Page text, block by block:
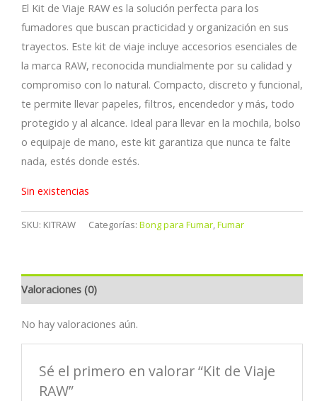
El Kit de Viaje RAW es la solución perfecta para los
fumadores que buscan practicidad y organización en sus
trayectos. Este kit de viaje incluye accesorios esenciales de
la marca RAW, reconocida mundialmente por su calidad y
compromiso con lo natural. Compacto, discreto y funcional,
te permite llevar papeles, filtros, encendedor y más, todo
protegido y al alcance. Ideal para llevar en la mochila, bolso
o equipaje de mano, este kit garantiza que nunca te falte
nada, estés donde estés.
Sin existencias
SKU: KITRAW Categorías: Bong para Fumar,Fumar
Valoraciones (0)
No hay valoraciones aún.
Sé el primero en valorar “Kit de Viaje
RAW”